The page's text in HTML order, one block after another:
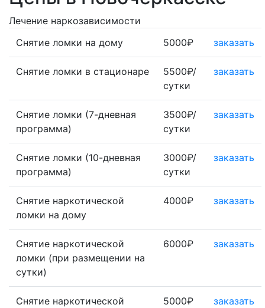
Лечение наркозависимости
Снятие ломки на дому
5000₽ заказать
Снятие ломки в стационаре
5500₽/
сутки
заказать
Снятие ломки (7-дневная
программа)
3500₽/
сутки
заказать
Снятие ломки (10-дневная
программа)
3000₽/
сутки
заказать
Снятие наркотической
ломки на дому
4000₽ заказать
Снятие наркотической
ломки (при размещении на
сутки)
6000₽ заказать
Снятие наркотической
5000₽ заказать